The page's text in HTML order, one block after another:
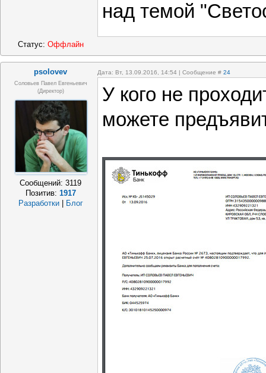
над темой
Статус: Оффлайн
psolovev Дата: Вт, 13.09.2016, 14:54 | Сообщение # 24
Соловьев Павел Евгеньевич
(Директор)
Сообщений:3119
Позитив: 1917
Разработки
Блог
У кого не
можете